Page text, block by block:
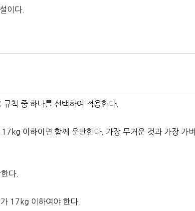
이다.
칙 중 하나를 선택하여 적용한다.
이하이면 함께 운반한다. 가장 무거운 것과 가장 가벼
다.
17kg 이하여야 한다.